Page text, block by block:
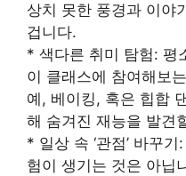
상치 못한 풍경과 이야
겁니다.
* 색다른 취미 탐험: 평
이 클래스에 참여해보
예, 베이킹, 혹은 힙합
해 숨겨진 재능을 발견
* 일상 속 ‘관점’ 바꾸
험이 생기는 것은 아닙